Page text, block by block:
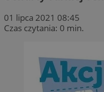
01 lipca 2021 08:45
Czas czytania: 0 min.